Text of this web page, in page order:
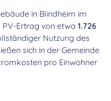
in Blindheim im
PV-Ertrag von etwa 1.726
Nutzung des
sich in der Gemeinde
pro Einwohner